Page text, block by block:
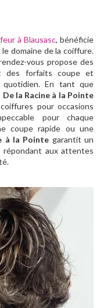
à Blausasc, bénéficie
domaine de la coiffure.
vous propose des
des forfaits coupe et
En tant que
De la Racine à la Pointe
pour occasions
pour chaque
coupe rapide ou une
à la Pointe garantit un
répondant aux attentes